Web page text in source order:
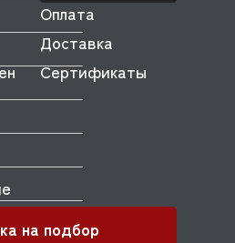
Оплата
Доставка
Сертификаты
на подбор